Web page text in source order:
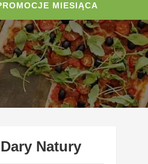
MIESIĄCA
Natury